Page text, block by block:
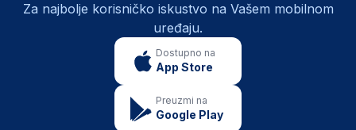
Za najbolje korisničko iskustvo na Vašem mobilnom
uređaju.
Dostupno na
App Store
Preuzmi na
Google Play